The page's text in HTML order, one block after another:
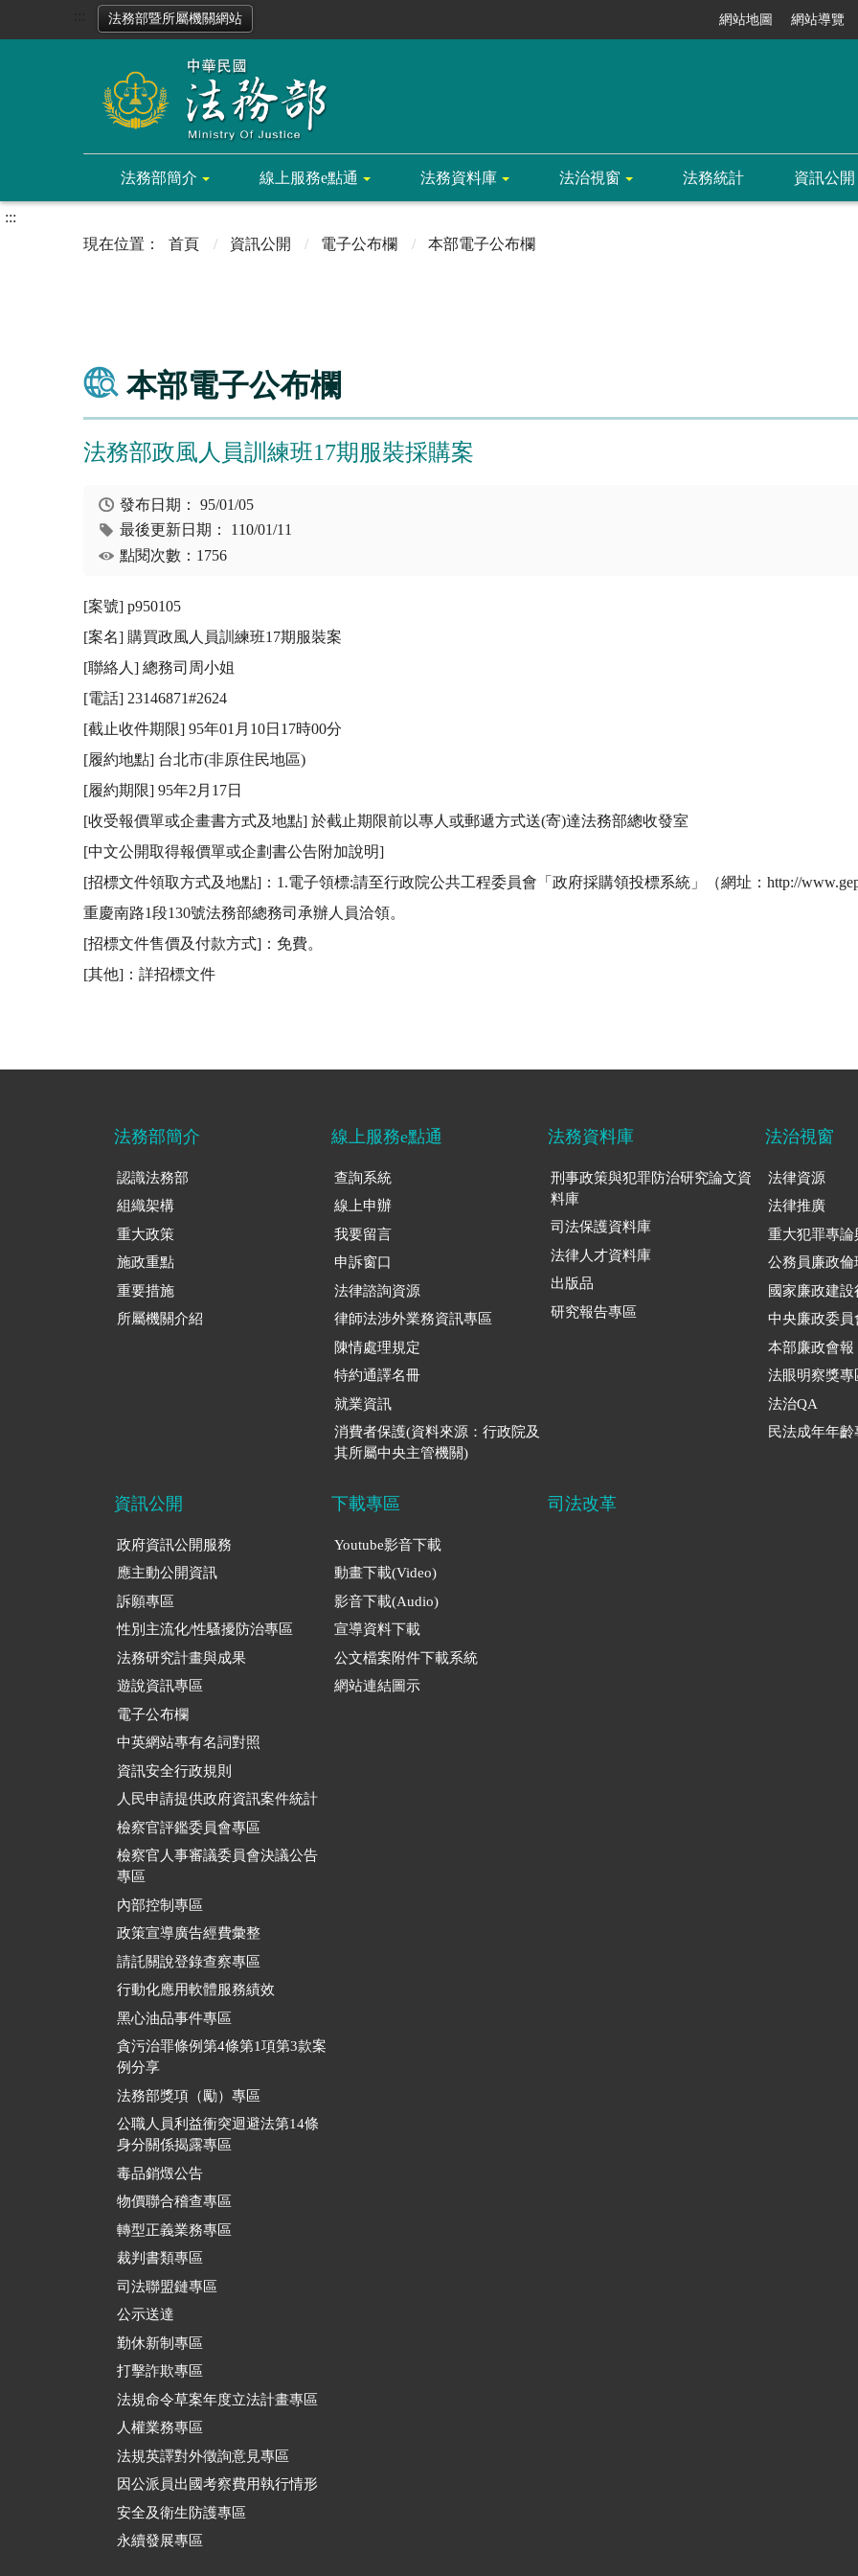
法務部暨所屬機關網站 網站地圖 網站導覽
法務部簡介 線上服務e點通 法務資料庫 法治視窗 法務統計 資訊公開
:::
首頁
資訊公開 電子公布欄 本部電子公布欄
本部電子公布欄
法務部政風人員訓練班17期服裝採購案
發布日期：95/01/05
最後更新日期： 110/01/11
點閱次數：1756
[案號] p950105
[案名] 購買政風人員訓練班17期服裝案
[聯絡人] 總務司周小姐
[電話] 23146871#2624
[截止收件期限] 95年01月10日17時00分
[履約地點] 台北市(非原住民地區)
[履約期限] 95年2月17日
[收受報價單或企畫書方式及地點] 於截止期限前以專人或郵遞方式送(寄)達法務部總收發室
[中文公開取得報價單或企劃書公告附加說明]
[招標文件領取方式及地點]：1.電子領標:請至行政院公共工程委員會「政府採購領投標系統」（網址：http://
重慶南路1段130號法務部總務司承辦人員洽領。
[招標文件售價及付款方式]：免費。
[其他]：詳招標文件
法務部簡介
認識法務部
組織架構
重大政策
施政重點
重要措施
所屬機關介紹
線上服務e點通
查詢系統
線上申辦
我要留言
申訴窗口
法律諮詢資源
律師法涉外業務資訊專區
陳情處理規定
特約通譯名冊
就業資訊
消費者保護(資料來源：行政院及
其所屬中央主管機關)
法務資料庫
刑事政策與犯罪防治研究論文資
料庫
司法保護資料庫
法律人才資料庫
出版品
研究報告專區
法治視窗
法律資源
法律推廣
重大犯罪專論
公務員廉政倫
國家廉政建設
中央廉政委員
本部廉政會報
法眼明察獎專
法治QA
民法成年年齡
資訊公開
政府資訊公開服務
應主動公開資訊
訴願專區
性別主流化/性騷擾防治專區
法務研究計畫與成果
遊說資訊專區
電子公布欄
中英網站專有名詞對照
資訊安全行政規則
人民申請提供政府資訊案件統計
檢察官評鑑委員會專區
檢察官人事審議委員會決議公告
專區
內部控制專區
政策宣導廣告經費彙整
請託關說登錄查察專區
行動化應用軟體服務績效
黑心油品事件專區
貪污治罪條例第4條第1項第3款案
例分享
法務部獎項（勵）專區
公職人員利益衝突迴避法第14條
身分關係揭露專區
毒品銷燬公告
物價聯合稽查專區
轉型正義業務專區
裁判書類專區
司法聯盟鏈專區
公示送達
勤休新制專區
打擊詐欺專區
法規命令草案年度立法計畫專區
人權業務專區
法規英譯對外徵詢意見專區
因公派員出國考察費用執行情形
安全及衛生防護專區
永續發展專區
下載專區
Youtube影音下載
動畫下載(Video)
影音下載(Audio)
宣導資料下載
公文檔案附件下載系統
網站連結圖示
司法改革